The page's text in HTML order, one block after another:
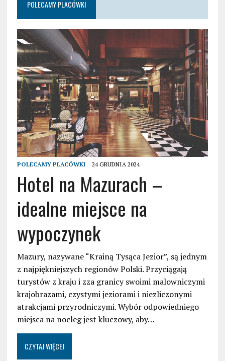
POLECAMY PLACÓWKI
POLECAMY PLACÓWKI 24 GRUDNIA 2024
Hotel na Mazurach –
idealne miejsce na
wypoczynek
Mazury, nazywane “Krainą Tysąca Jezior”, są jednym
z najpiękniejszych regionów Polski. Przyciągają
turystów z kraju i zza granicy swoimi malowniczymi
krajobrazami, czystymi jeziorami i niezliczonymi
atrakcjami przyrodniczymi. Wybór odpowiedniego
miejsca na nocleg jest kluczowy, aby…
CZYTAJ WIĘCEJ